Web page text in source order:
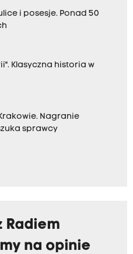
i posesje. Ponad 50
Klasyczna historia w
Nagranie
sprawcy
Radiem
na opinie